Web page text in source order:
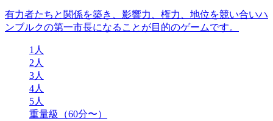
有力者たちと関係を築き、影響力、権力、地位を競い合いハ
ンブルクの第一市長になることが目的のゲームです。
1人
2人
3人
4人
5人
重量級（60分〜）